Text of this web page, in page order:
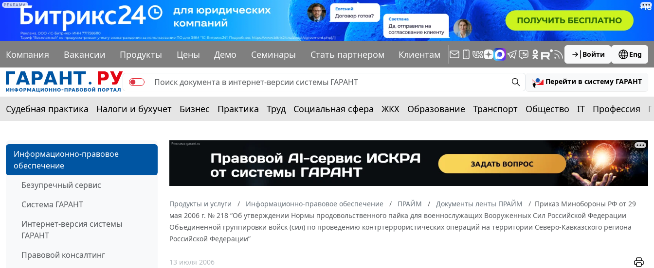
РЕКЛАМА
Компания Вакансии Продукты Цены Демо Семинары Стать партнером Клиентам Войти Eng
Перейти в систему ГАРАНТ
Судебная практика Налоги и бухучет Бизнес Практика Труд Социальная сфера ЖКХ Образование Транспорт Общество IT Профессия
Информационно-правовое
обеспечение
Безупречный сервис
Система ГАРАНТ
Интернет-версия системы
ГАРАНТ
Правовой консалтинг
Продукты и услуги Информационно-правовое обеспечение ПРАЙМ Документы ленты ПРАЙМ
Приказ Минобороны РФ от 29
мая 2006 г. № 218 “Об утверждении Нормы продовольственного пайка для военнослужащих Вооруженных Сил Российской Федерации
Объединенной группировки войск (сил) по проведению контртеррористических операций на территории Северо-Кавказского региона
Российской Федерации”
13 июля 2006